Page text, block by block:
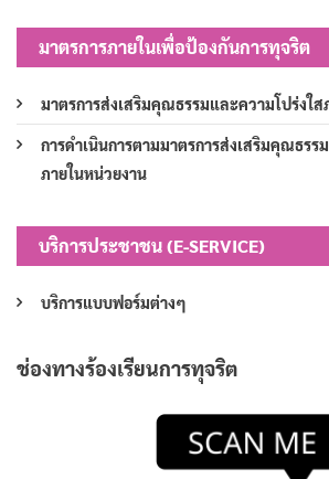
มาตรการภายในเพื่อป้องกันการทุจริต
มาตรการส่งเสริมคุณธรรมและความโปร่งใส
การดำเนินการตามมาตรการส่งเสริมคุณธรร
ภายในหน่วยงาน
บริการประชาชน (E-SERVICE)
บริการแบบฟอร์มต่างๆ
ช่องทางร้องเรียนการทุจริต